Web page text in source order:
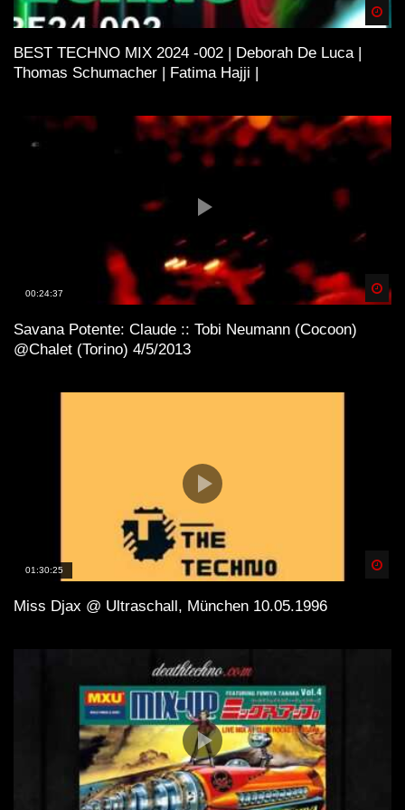
BEST TECHNO MIX 2024 -002 | Deborah De Luca |
Thomas Schumacher | Fatima Hajji |
00:24:37
Savana Potente: Claude :: Tobi Neumann (Cocoon)
@Chalet (Torino) 4/5/2013
01:30:25
Miss Djax @ Ultraschall, München 10.05.1996